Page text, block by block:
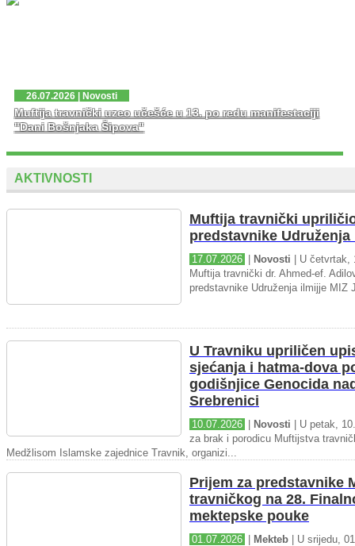
održana je manifestacija Dani pobjede – Dani ponosa,
26.07.2026 | Novosti
Muftija travnički uzeo učešće u 13. po redu manifestaciji
"Dani Bošnjaka Šipova"
AKTIVNOSTI
Muftija travnički
predstavnike
17.07.2026 Novosti | U četvrtak,
Muftija travnički dr. Ahmed-ef.
predstavnike Udruženja ilmijje MIZ
U Travniku upriličen
sjećanja i hatma-dova
godišnjice Genocida
Srebrenici
10.07.2026 Novosti | U petak,
za brak i porodicu Muftijstva
Medžlisom Islamske zajednice Travnik, organizi...
Prijem za predstavnike
travničkog na 28.
mektepske pouke
01.07.2026 Mekteb | U srijedu,